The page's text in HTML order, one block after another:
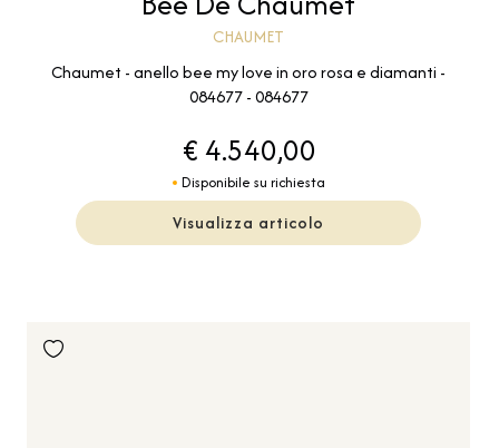
CHAUMET
Chaumet - anello bee my love in oro rosa e diamanti -
084677 - 084677
€ 4.540,00
Disponibile su richiesta
Visualizza articolo